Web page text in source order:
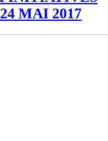
MAI 2017